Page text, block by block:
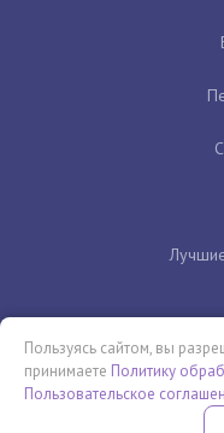
Бесплатная
Пользуясь сайтом, вы
принимаете Политику
Пользовательское